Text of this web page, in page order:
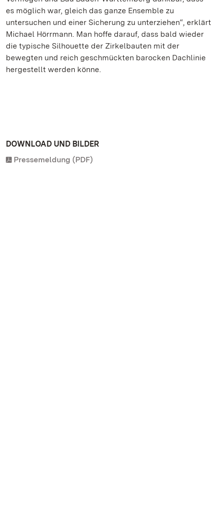
es möglich war, gleich das ganze Ensemble zu
untersuchen und einer Sicherung zu unterziehen“, erklärt
Michael Hörrmann. Man hoffe darauf, dass bald wieder
die typische Silhouette der Zirkelbauten mit der
bewegten und reich geschmückten barocken Dachlinie
hergestellt werden könne.
DOWNLOAD UND BILDER
Pressemeldung (PDF)